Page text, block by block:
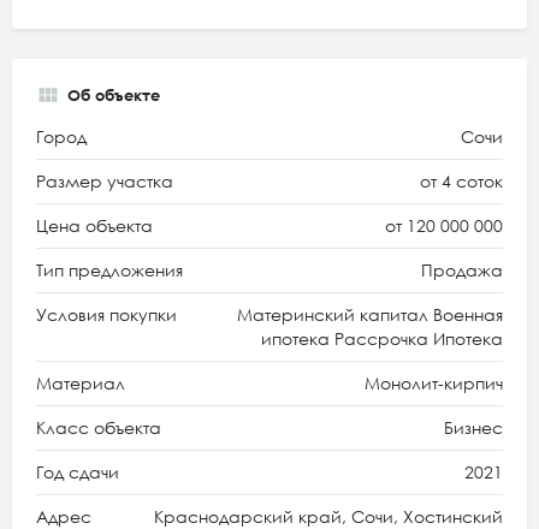
Об объекте
Город Сочи
Размер участка от 4 соток
Цена объекта от 120 000 000
Тип предложения Продажа
Условия покупки
Материнский капитал Военная
ипотека Рассрочка Ипотека
Материал Монолит-кирпич
Класс объекта Бизнес
Год сдачи 2021
Адрес
Краснодарский край, Сочи, Хостинский